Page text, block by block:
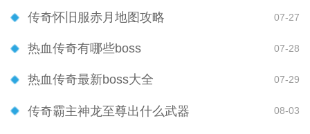
传奇怀旧服赤月地图攻略 07-27
热血传奇有哪些boss 07-28
热血传奇最新boss大全 07-29
传奇霸主神龙至尊出什么武器 08-03